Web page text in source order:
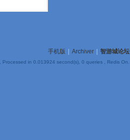
手机版 Archiver 智游城论坛
, Processed in 0.013924 second(s), 0 queries , Redis On.